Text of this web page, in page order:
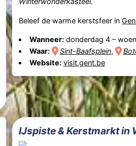
Beleef de warme kerstsfeer in
Wanneer: donderdag 4–
Waar:
Sint-Baafsplein,
Website: visit.gent.be
IJspiste & Kerstmarkt in